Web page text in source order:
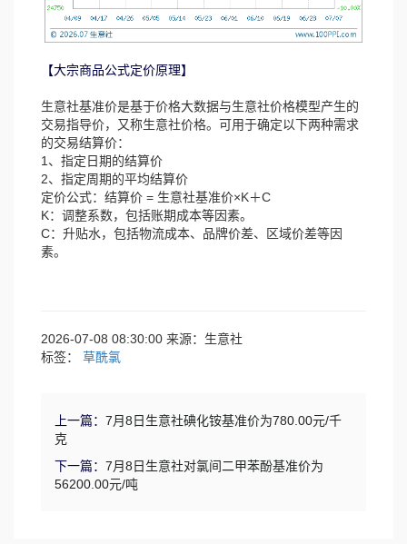
【大宗商品公式定价原理】
生意社基准价是基于价格大数据与生意社价格模型产生的
交易指导价，又称生意社价格。可用于确定以下两种需求
的交易结算价：
1、指定日期的结算价
2、指定周期的平均结算价
定价公式：结算价 = 生意社基准价×K＋C
K：调整系数，包括账期成本等因素。
C：升贴水，包括物流成本、品牌价差、区域价差等因
素。
2026-07-08 08:30:00 来源：生意社
标签： 草酰氯
上一篇： 7月8日生意社碘化铵基准价为780.00元/千
克
下一篇： 7月8日生意社对氯间二甲苯酚基准价为
56200.00元/吨